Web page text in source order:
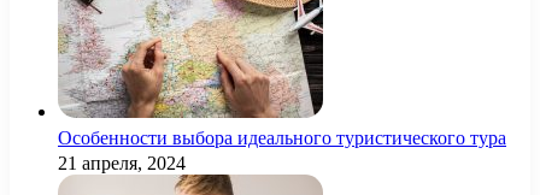
Особенности выбора идеального туристического тура
21 апреля, 2024